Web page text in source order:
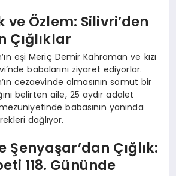
Özlem: Silivri’den
Çığlıklar
eşi Meriç Demir Kahraman ve kızı
babalarını ziyaret ediyorlar.
cezaevinde olmasının somut bir
belirten aile, 25 aydır adalet
babasının yanında
dağlıyor.
Şenyaşar’dan Çığlık:
118. Gününde